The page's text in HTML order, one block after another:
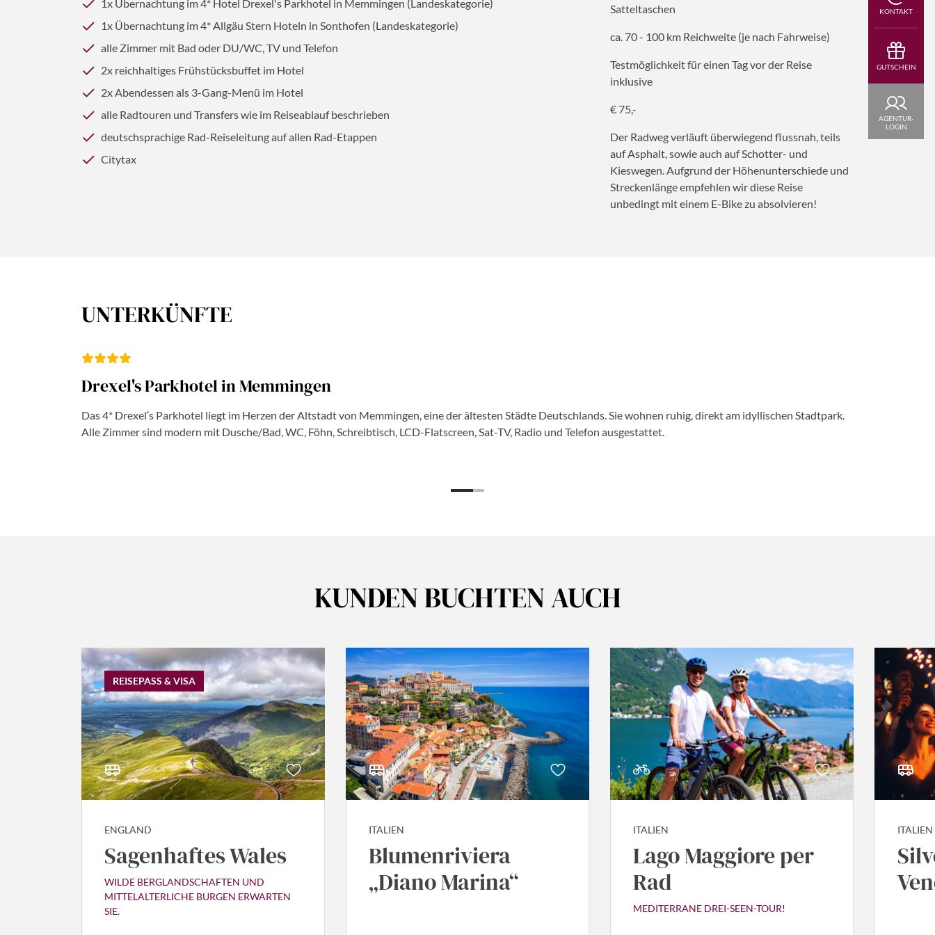
1x Übernachtung im 4* Hotel Drexel's Parkhotel in Memmingen (Landeskategorie)
1x Übernachtung im 4* Allgäu Stern Hoteln in Sonthofen (Landeskategorie)
alle Zimmer mit Bad oder DU/WC, TV und Telefon
2x reichhaltiges Frühstücksbuffet im Hotel
2x Abendessen als 3-Gang-Menü im Hotel
alle Radtouren und Transfers wie im Reiseablauf beschrieben
deutschsprachige Rad-Reiseleitung auf allen Rad-Etappen
Citytax
Satteltaschen
ca. 70 - 100 km Reichweite (je nach Fahrweise)
Testmöglichkeit für einen Tag vor der Reise
inklusive
€ 75,-
Der Radweg verläuft überwiegend flussnah, teils
auf Asphalt, sowie auch auf Schotter- und
Kieswegen.Aufgrund der Höhenunterschiede und
Streckenlänge empfehlen wir diese Reise
unbedingt mit einem E-Bike zu absolvieren!
UNTERKÜNFTE
Drexel's Parkhotel in Memmingen
Das 4* Drexel’s Parkhotel liegt im Herzen der Altstadt von Memmingen, eine der ältesten Städte Deutschlands. Sie wohnen ruhig, direkt am idyllischen Stadtpark.
Alle Zimmer sind modern mit Dusche/Bad, WC, Föhn, Schreibtisch, LCD-Flatscreen, Sat-TV, Radio und Telefon ausgestattet.
KUNDEN BUCHTEN AUCH
REISEPASS & VISA
ENGLAND
Sagenhaftes Wales
WILDE BERGLANDSCHAFTEN UND
MITTELALTERLICHE BURGEN ERWARTEN
SIE.
ITALIEN
Blumenriviera
„Diano Marina“
ITALIEN
Lago Maggiore per
Rad
MEDITERRANE DREI-SEEN-TOUR!
ITALIEN
KONTAKT
GUTSCHEIN
AGENTUR-
LOGIN